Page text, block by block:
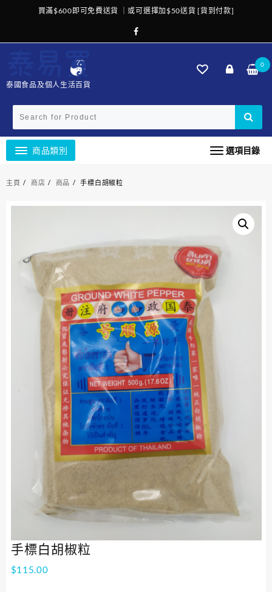
買滿$600即可免費送貨 ｜或可選擇加$50送貨 [貨到付款]
泰國食品及個人生活百貨
0
商品類別 選項目錄
主頁 商店 商品 手標白胡椒粒
手標白胡椒粒
$115.00